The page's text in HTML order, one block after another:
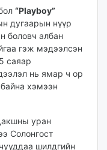
“Playboy”
дугаарын нүүр
боловч албан
гэж мэдээлсэн
саяар
нь ямар ч ор
хэмээн
уран
Солонгост
шилдгийн